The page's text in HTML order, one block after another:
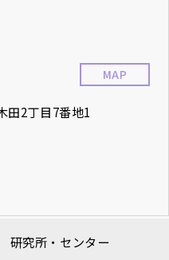
2丁目7番地1
MAP
研究所・センター